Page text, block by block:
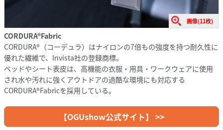
画像(11枚)
CORDURA®Fabric
CORDURA®（コーデュラ）はナイロンの7倍もの強度を持つ耐久性に
優れた繊維で、Invista社の登録商標。
ベッドやシート表皮は、高機能の衣服・用具・ワークウェアに使用
され水や汚れに強くアウトドアの過酷な環境にも対応する
CORDURA®Fabricを採用している。
【OGUshow公式サイト】 >>